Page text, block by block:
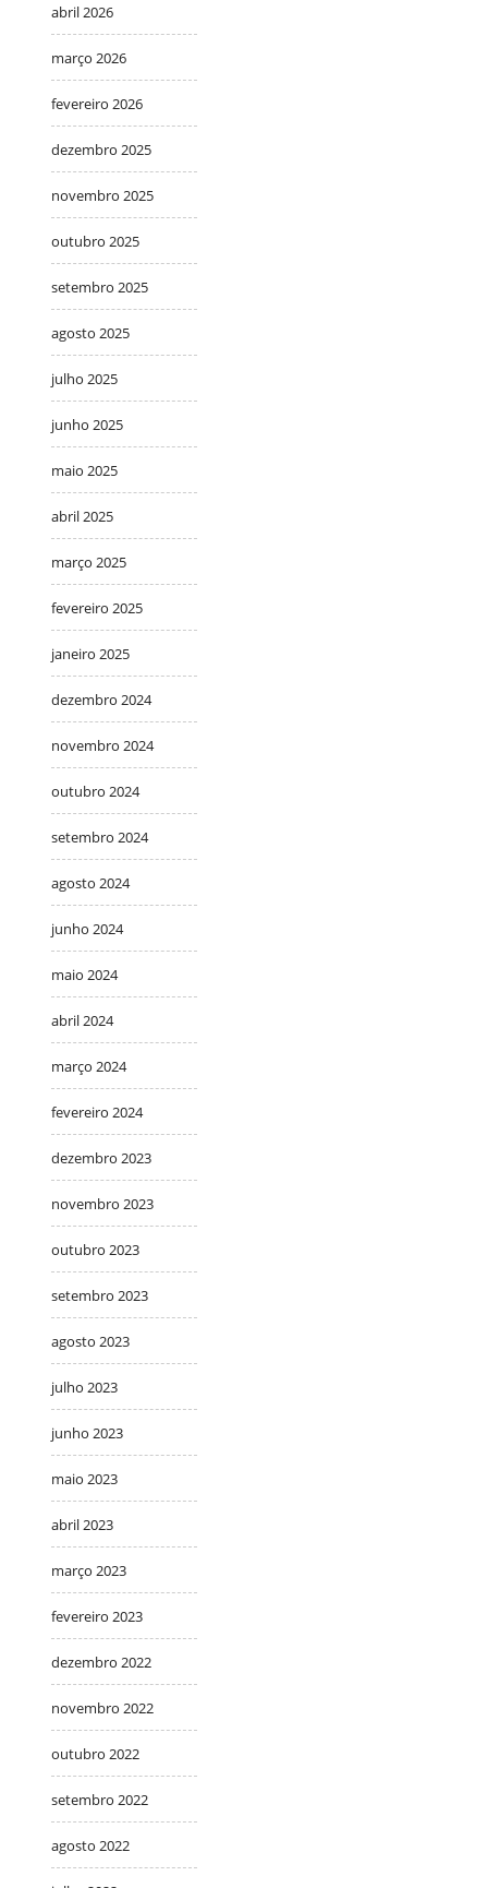
abril 2026
março 2026
fevereiro 2026
dezembro 2025
novembro 2025
outubro 2025
setembro 2025
agosto 2025
julho 2025
junho 2025
maio 2025
abril 2025
março 2025
fevereiro 2025
janeiro 2025
dezembro 2024
novembro 2024
outubro 2024
setembro 2024
agosto 2024
junho 2024
maio 2024
abril 2024
março 2024
fevereiro 2024
dezembro 2023
novembro 2023
outubro 2023
setembro 2023
agosto 2023
julho 2023
junho 2023
maio 2023
abril 2023
março 2023
fevereiro 2023
dezembro 2022
novembro 2022
outubro 2022
setembro 2022
agosto 2022